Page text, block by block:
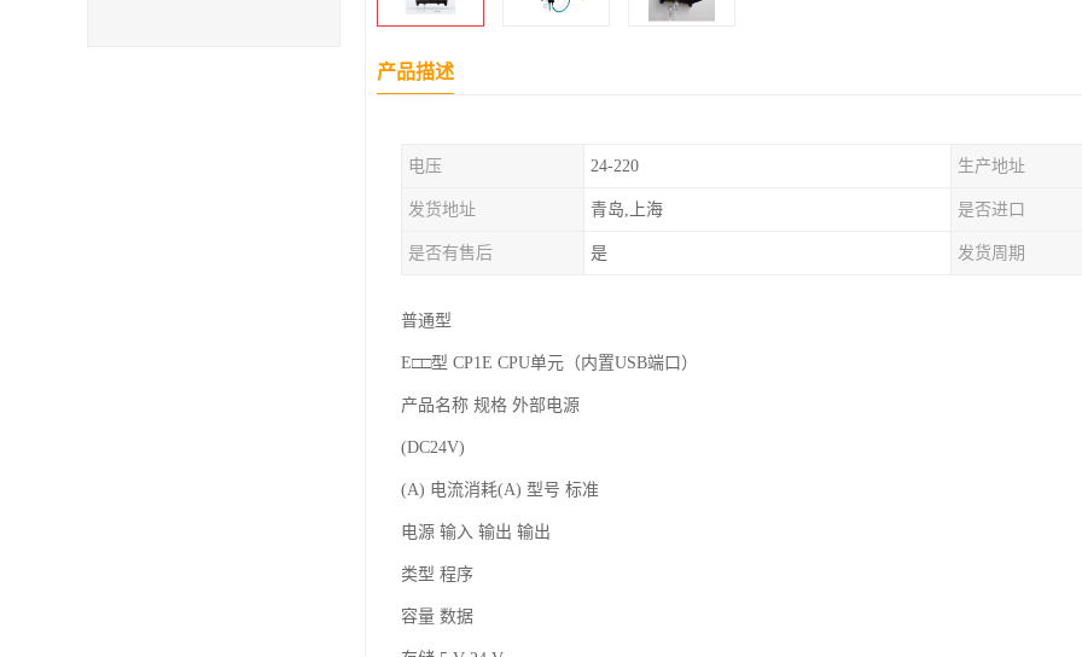
产品描述
电压 24-220 生产地址
发货地址 青岛,上海 是否进口
是否有售后 是 发货周期
普通型
E□□型 CP1E CPU单元（内置USB端口）
产品名称 规格 外部电源
(DC24V)
(A) 电流消耗(A) 型号 标准
电源 输入 输出 输出
类型 程序
容量 数据